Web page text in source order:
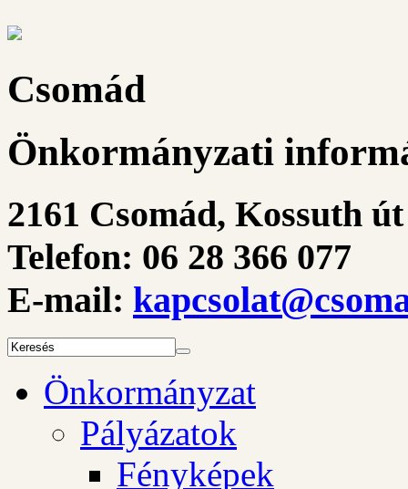
Csomád
Önkormányzati
2161 Csomád, Kossuth
Telefon: 06 28 366 077
E-mail:
Önkormányzat
Pályázatok
Fényképek